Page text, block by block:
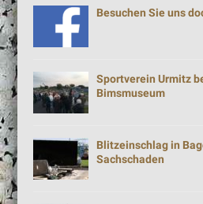
Besuchen Sie uns
Sportverein Urmitz
Bimsmuseum
Blitzeinschlag in
Sachschaden